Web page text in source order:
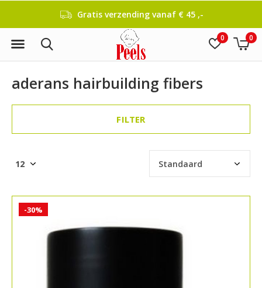
0 0
Gratis verzending vanaf € 45 ,-
aderans hairbuilding fibers
FILTER
-30%